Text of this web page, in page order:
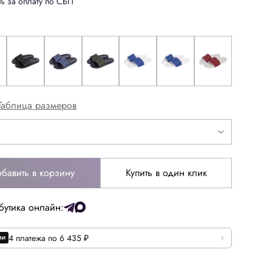
размеров
в корзину Купить в один клик
онлайн:
4 платежа по 6 435 ₽
40.5
40
43
44